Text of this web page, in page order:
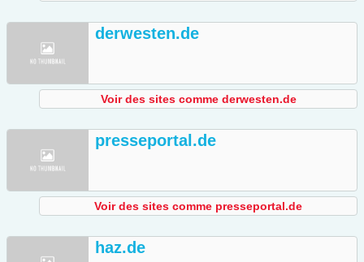
derwesten.de
Voir des sites comme derwesten.de
presseportal.de
Voir des sites comme presseportal.de
haz.de